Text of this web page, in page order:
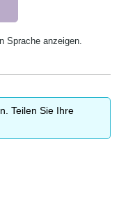
Sprache anzeigen.
Teilen Sie Ihre